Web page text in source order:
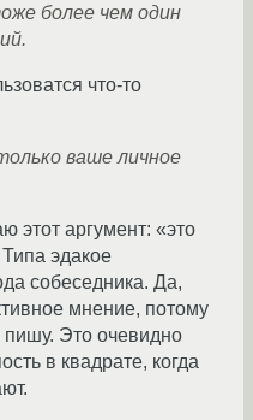
более чем один
что-то
ваше личное
этот аргумент: «это
эдакое
собеседника. Да,
мнение, потому
пишу. Это очевидно
в квадрате, когда